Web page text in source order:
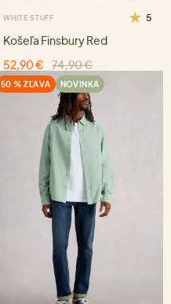
WHITE STUFF 5
Košeľa Finsbury Red
52,90 €
74,90 €
50 % ZĽAVA NOVINKA